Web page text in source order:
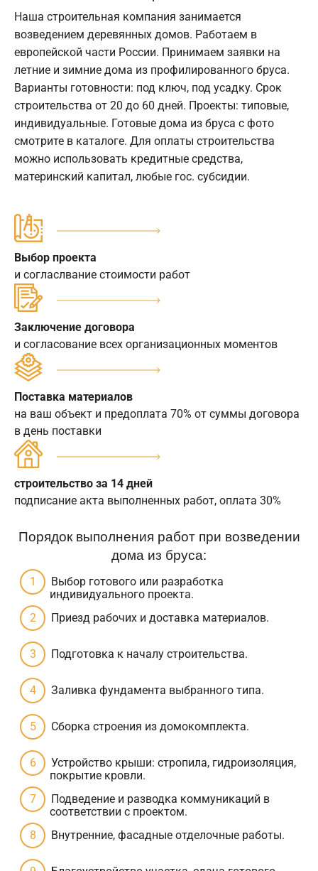
Наша строительная компания занимается
возведением деревянных домов. Работаем в
европейской части России. Принимаем заявки на
летние и зимние дома из профилированного бруса.
Варианты готовности: под ключ, под усадку. Срок
строительства от 20 до 60 дней. Проекты: типовые,
индивидуальные. Готовые дома из бруса с фото
смотрите в каталоге. Для оплаты строительства
можно использовать кредитные средства,
материнский капитал, любые гос. субсидии.
Выбор проекта
и согласлвание стоимости работ
Заключение договора
и согласование всех организационных моментов
Поставка материалов
на ваш объект и предоплата 70% от суммы договора
в день поставки
строительство за 14 дней
подписание акта выполненных работ, оплата 30%
Порядок выполнения работ при возведении
дома из бруса:
Выбор готового или разработка
индивидуального проекта.
Приезд рабочих и доставка материалов.
Подготовка к началу строительства.
Заливка фундамента выбранного типа.
Сборка строения из домокомплекта.
Устройство крыши: стропила, гидроизоляция,
покрытие кровли.
Подведение и разводка коммуникаций в
соответствии с проектом.
Внутренние, фасадные отделочные работы.